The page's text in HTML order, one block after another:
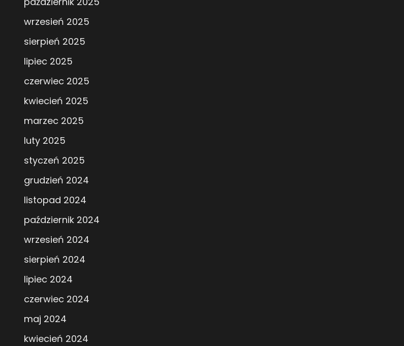
wrzesień 2025
sierpień 2025
lipiec 2025
czerwiec 2025
kwiecień 2025
marzec 2025
luty 2025
styczeń 2025
grudzień 2024
listopad 2024
październik 2024
wrzesień 2024
sierpień 2024
lipiec 2024
czerwiec 2024
maj 2024
kwiecień 2024